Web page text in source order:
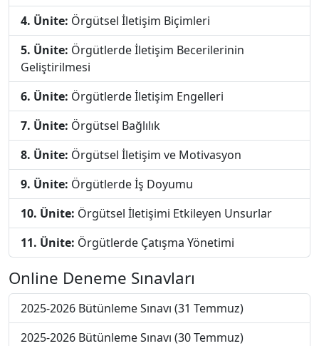
4. Ünite: Örgütsel İletişim Biçimleri
5. Ünite: Örgütlerde İletişim Becerilerinin
Geliştirilmesi
6. Ünite: Örgütlerde İletişim Engelleri
7. Ünite: Örgütsel Bağlılık
8. Ünite: Örgütsel İletişim ve Motivasyon
9. Ünite: Örgütlerde İş Doyumu
10. Ünite: Örgütsel İletişimi Etkileyen Unsurlar
11. Ünite: Örgütlerde Çatışma Yönetimi
Online Deneme Sınavları
2025-2026 Bütünleme Sınavı (31 Temmuz)
2025-2026 Bütünleme Sınavı (30 Temmuz)